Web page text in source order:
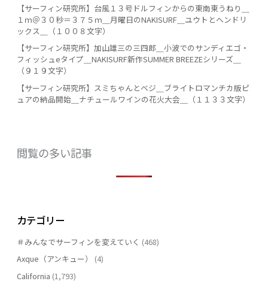
【サーフィン研究所】台風１３号ドルフィンからの東南東うねり＿
１ｍ＠３０秒＝３７５ｍ＿月曜日のNAKISURF＿ユウトとヘンドリ
ックス＿（１００８文字）
【サーフィン研究所】加山雄三の三四郎＿小波でのサンディエゴ・
フィッシュeタイプ＿NAKISURF新作SUMMER BREEZEシリーズ＿
（９１９文字）
【サーフィン研究所】スミちゃんとベジ＿ブライトロマンチカ版ピ
ュアの納品開始＿ナチュールワインの花火大会＿（１１３３文字）
閲覧の多い記事
カテゴリー
＃みんなでサーフィンを変えていく (468)
Axque（アンキュー）
(4)
California (1,793)